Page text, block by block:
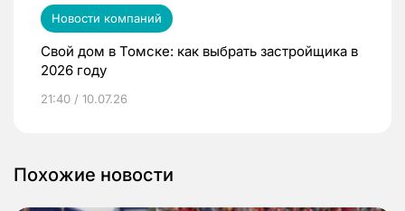
Новости компаний
Свой дом в Томске: как выбрать застройщика в
2026 году
21:40 / 10.07.26
Похожие новости